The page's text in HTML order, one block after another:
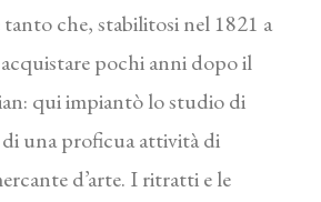
che, stabilitosi nel 1821 a
pochi anni dopo il
qui impiantò lo studio di
di una proficua attività di
d’arte. I ritratti e le